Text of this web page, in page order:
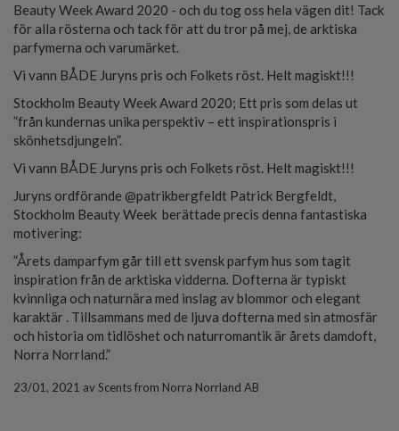
Beauty Week Award 2020 - och du tog oss hela vägen dit! Tack
för alla rösterna och tack för att du tror på mej, de arktiska
parfymerna och varumärket.
Vi vann BÅDE Juryns pris och Folkets röst. Helt magiskt!!!
Stockholm Beauty Week Award 2020; Ett pris som delas ut
”från kundernas unika perspektiv – ett inspirationspris i
skönhetsdjungeln”.
Vi vann BÅDE Juryns pris och Folkets röst. Helt magiskt!!!
Juryns ordförande @patrikbergfeldt Patrick Bergfeldt,
Stockholm Beauty Week berättade precis denna fantastiska
motivering:
”Årets damparfym går till ett svensk parfym hus som tagit
inspiration från de arktiska vidderna. Dofterna är typiskt
kvinnliga och naturnära med inslag av blommor och elegant
karaktär . Tillsammans med de ljuva dofterna med sin atmosfär
och historia om tidlöshet och naturromantik är årets damdoft,
Norra Norrland.”
23/01, 2021 avScents from Norra Norrland AB